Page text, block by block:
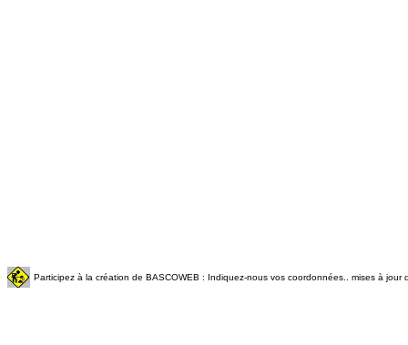
Participez à la création de BASCOWEB : Indiquez-nous vos coordonnées.. mises à jour